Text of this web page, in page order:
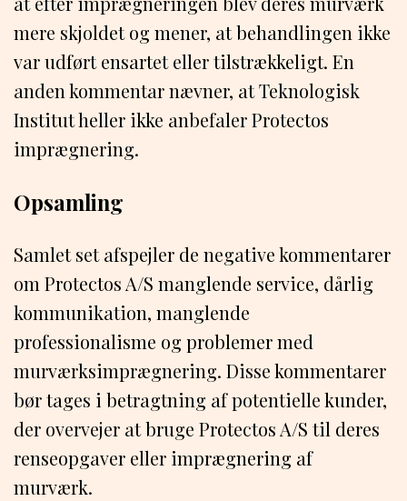
mere skjoldet og mener, at behandlingen ikke
var udført ensartet eller tilstrækkeligt. En
anden kommentar nævner, at Teknologisk
Institut heller ikke anbefaler Protectos
imprægnering.
Opsamling
Samlet set afspejler de negative kommentarer
om Protectos A/S manglende service, dårlig
kommunikation, manglende
professionalisme og problemer med
murværksimprægnering. Disse kommentarer
bør tages i betragtning af potentielle kunder,
der overvejer at bruge Protectos A/S til deres
renseopgaver eller imprægnering af
murværk.